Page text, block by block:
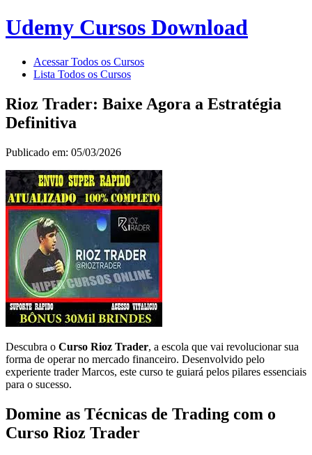
Udemy Cursos Download
Acessar Todos os Cursos
Lista Todos os Cursos
Rioz Trader: Baixe Agora a Estratégia
Definitiva
Publicado em: 05/03/2026
Descubra o Curso Rioz Trader, a escola que vai revolucionar sua
forma de operar no mercado financeiro. Desenvolvido pelo
experiente trader Marcos, este curso te guiará pelos pilares essenciais
para o sucesso.
Domine as Técnicas de Trading com o
Curso Rioz Trader